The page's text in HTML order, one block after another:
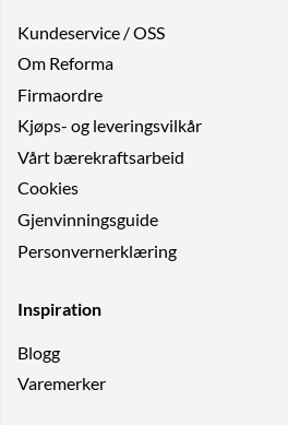
Kundeservice / OSS
Om Reforma
Firmaordre
Kjøps- og leveringsvilkår
Vårt bærekraftsarbeid
Cookies
Gjenvinningsguide
Personvernerklæring
Inspiration
Blogg
Varemerker